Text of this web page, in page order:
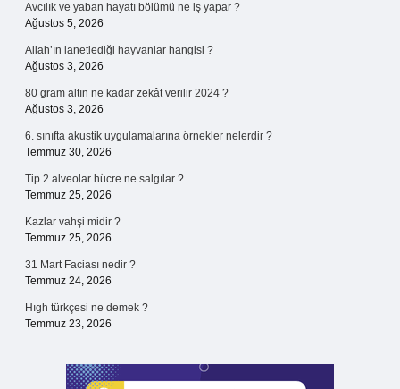
Avcılık ve yaban hayatı bölümü ne iş yapar ?
Ağustos 5, 2026
Allah’ın lanetlediği hayvanlar hangisi ?
Ağustos 3, 2026
80 gram altın ne kadar zekât verilir 2024 ?
Ağustos 3, 2026
6. sınıfta akustik uygulamalarına örnekler nelerdir ?
Temmuz 30, 2026
Tip 2 alveolar hücre ne salgılar ?
Temmuz 25, 2026
Kazlar vahşi midir ?
Temmuz 25, 2026
31 Mart Faciası nedir ?
Temmuz 24, 2026
Hıgh türkçesi ne demek ?
Temmuz 23, 2026